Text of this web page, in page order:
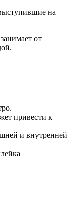
на
от
привести к
и внутренней